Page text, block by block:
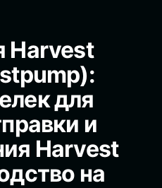
Harvest
для
и
Harvest
на